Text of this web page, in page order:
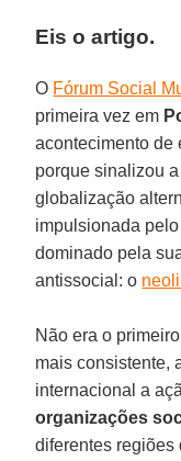
Eis o artigo.
O Fórum Social
primeira vez em
acontecimento de
porque sinalizou
globalização
impulsionada
dominado pela
antissocial: o
Não era o
mais consistente,
internacional a
organizações
diferentes regiões